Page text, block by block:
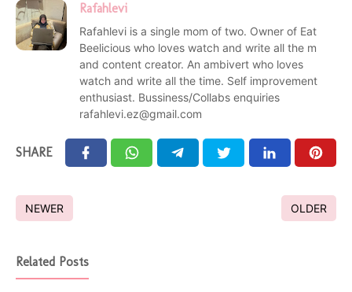
Rafahlevi
Rafahlevi is a single mom of two. Owner of Eat
Beelicious who loves watch and write all the m
and content creator. An ambivert who loves
watch and write all the time. Self improvement
enthusiast. Bussiness/Collabs enquiries
rafahlevi.ez@gmail.com
SHARE
NEWER OLDER
Related Posts